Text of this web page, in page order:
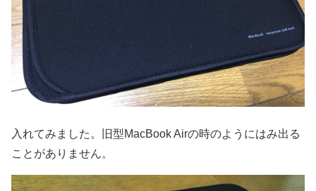
入れてみました。旧型MacBook Airの時のようにはみ出る
ことがありません。